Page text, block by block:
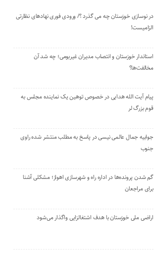
در نوسازی خوزستان چه می گذرد ؟/ ورودی فوری نهادهای نظارتی
الزامیست!
استاندار خوزستان و انتصاب مدیران غیربومی؛ چه شد آن
مخالفت‌ها؟
پیام آیت الله هدایی در خصوص توهین یک نماینده مجلس به
قوم بزرگ لر
جوابیه جمال عالمی نیسی در پاسخ به مطلب منتشر شده راوی
جنوب
گم شدن پرونده‌ها در اداره راه و شهرسازی اهواز؛ مشکلی آشنا
برای مراجعان
اراضی ملی خوزستان با هدف اشتغالزایی واگذار می‌شود